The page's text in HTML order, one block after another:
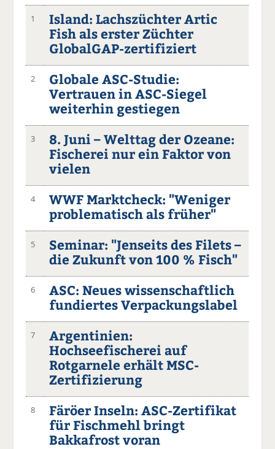
1
Island: Lachszüchter Artic
Fish als erster Züchter
GlobalGAP-zertifiziert
2
Globale ASC-Studie:
Vertrauen in ASC-Siegel
weiterhin gestiegen
3
8. Juni – Welttag der Ozeane:
Fischerei nur ein Faktor von
vielen
4
WWF Marktcheck: "Weniger
problematisch als früher"
5
Seminar: "Jenseits des Filets –
die Zukunft von 100 % Fisch"
6
ASC: Neues wissenschaftlich
fundiertes Verpackungslabel
7
Argentinien:
Hochseefischerei auf
Rotgarnele erhält MSC-
Zertifizierung
8
Färöer Inseln: ASC-Zertifikat
für Fischmehl bringt
Bakkafrost voran